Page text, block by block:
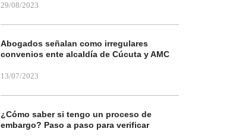
29/08/2023
Abogados señalan como irregulares
convenios ente alcaldía de Cúcuta y AMC
13/07/2023
¿Cómo saber si tengo un proceso de
embargo? Paso a paso para verificar